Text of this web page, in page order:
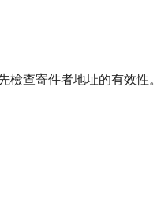
查寄件者地址的有效性。